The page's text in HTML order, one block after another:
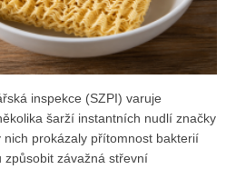
inspekce (SZPI) varuje
šarží instantních nudlí značky
nich prokázaly přítomnost bakterií
způsobit závažná střevní